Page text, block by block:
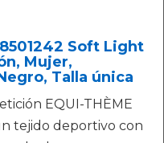
Soft Light
Mujer,
Talla única
EQUI-THÈME
tejido deportivo con